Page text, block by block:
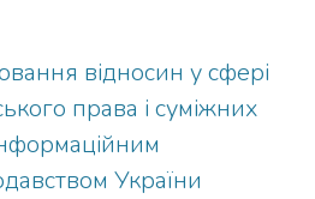
започаткувания
цих видань, організації їх
структур та політичному
редакційних
відносин у сфері
права і суміжних
України